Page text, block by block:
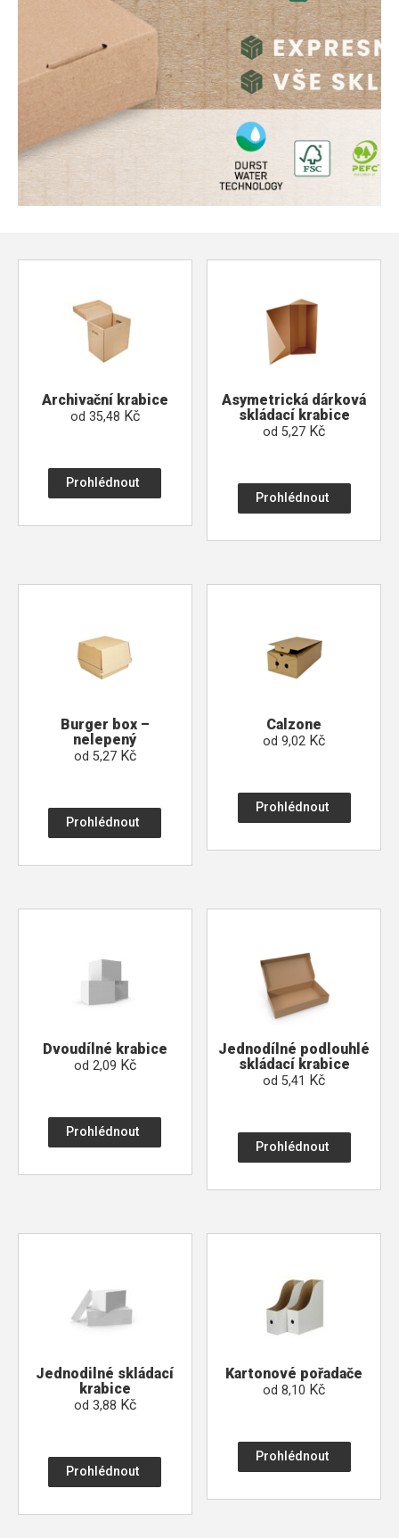
Archivační krabice
od 35,48 Kč
Prohlédnout
Asymetrická dárková
skládací krabice
od5,27 Kč
Prohlédnout
Burger box –
nelepený
od 5,27 Kč
Prohlédnout
Calzone
od9,02 Kč
Prohlédnout
Dvoudílné krabice
od 2,09 Kč
Prohlédnout
Jednodílné podlouhlé
skládací krabice
od5,41 Kč
Prohlédnout
Jednodilné skládací
krabice
od 3,88 Kč
Prohlédnout
Kartonové pořadače
od8,10 Kč
Prohlédnout